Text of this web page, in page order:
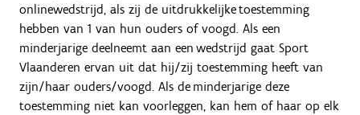
onlinewedstrijd, als zij de uitdrukkelijke toestemming
hebben van 1 van hun ouders of voogd. Als een
minderjarige deelneemt aan een wedstrijd gaat Sport
Vlaanderen ervan uit dat hij/zij toestemming heeft van
zijn/haar ouders/voogd. Als de minderjarige deze
toestemming niet kan voorleggen, kan hem of haar op elk